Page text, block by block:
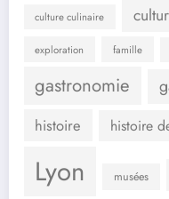
culture culinaire
exploration famille
gastronomie
histoire histoire
Lyon musées